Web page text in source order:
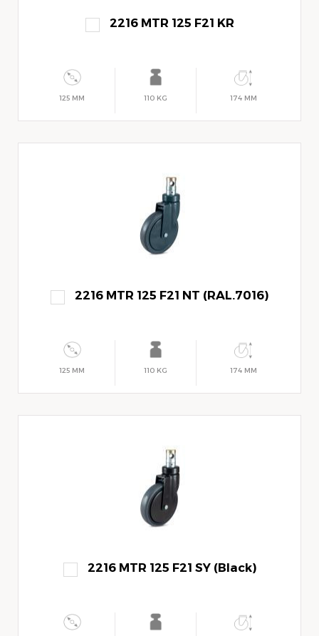
2216 MTR 125 F21 KR
125 MM 110 KG 174 MM
2216 MTR 125 F21 NT (RAL.7016)
125 MM 110 KG 174 MM
2216 MTR 125 F21 SY (Black)